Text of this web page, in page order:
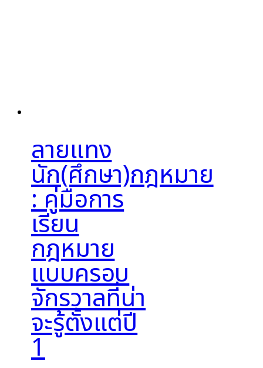
ลายแทง
นัก(ศึกษา)กฎหมาย
: คู่มือการ
เรียน
กฎหมาย
แบบครอบ
จักรวาลที่น่า
จะรู้ตั้งแต่ปี
1